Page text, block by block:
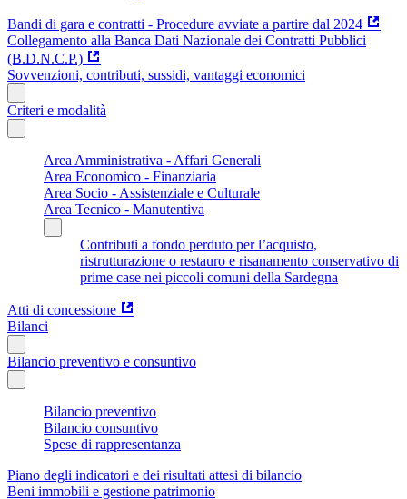
Bandi di gara e contratti - Procedure avviate a partire dal 2024
Collegamento alla Banca Dati Nazionale dei Contratti Pubblici
(B.D.N.C.P.)
Sovvenzioni, contributi, sussidi, vantaggi economici
Criteri e modalità
Area Amministrativa - Affari Generali
Area Economico - Finanziaria
Area Socio - Assistenziale e Culturale
Area Tecnico - Manutentiva
Contributi a fondo perduto per l’acquisto,
ristrutturazione o restauro e risanamento conservativo di
prime case nei piccoli comuni della Sardegna
Atti di concessione
Bilanci
Bilancio preventivo e consuntivo
Bilancio preventivo
Bilancio consuntivo
Spese di rappresentanza
Piano degli indicatori e dei risultati attesi di bilancio
Beni immobili e gestione patrimonio